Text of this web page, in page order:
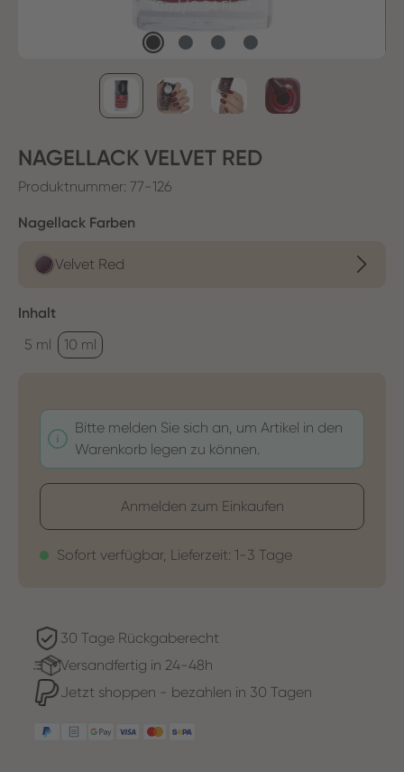
NAGELLACK VELVET RED
Produktnummer: 77-126
Nagellack Farben
Velvet Red
Inhaltauswählen
5 ml
10 ml
Bitte melden Sie sich an, um Artikel in den
Warenkorb legen zu können.
Anmelden zum Einkaufen
Sofort verfügbar, Lieferzeit: 1-3 Tage
30 Tage Rückgaberecht
Versandfertig in 24-48h
Jetzt shoppen - bezahlen in 30 Tagen